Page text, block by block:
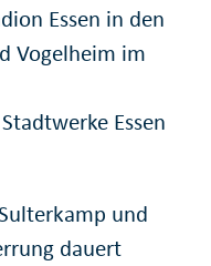
Essen in den
Vogelheim im
Essen
und
dauert